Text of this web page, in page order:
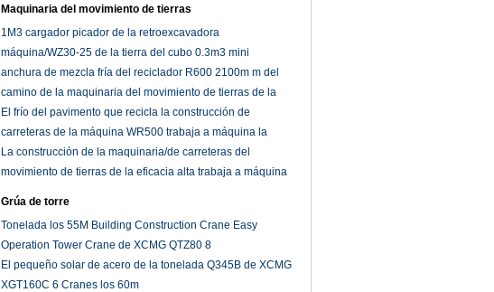
Maquinaria del movimiento de tierras
1M3 cargador picador de la retroexcavadora
máquina/WZ30-25 de la tierra del cubo 0.3m3 mini
anchura de mezcla fría del reciclador R600 2100m m del
camino de la maquinaria del movimiento de tierras de la
velocidad clasificada 2100r/Min
El frío del pavimento que recicla la construcción de
carreteras de la máquina WR500 trabaja a máquina la
profundidad de mezcla máxima de 400m m
La construcción de la maquinaria/de carreteras del
movimiento de tierras de la eficacia alta trabaja a máquina
Grúa de torre
Tonelada los 55M Building Construction Crane Easy
Operation Tower Crane de XCMG QTZ80 8
El pequeño solar de acero de la tonelada Q345B de XCMG
XGT160C 6 Cranes los 60m